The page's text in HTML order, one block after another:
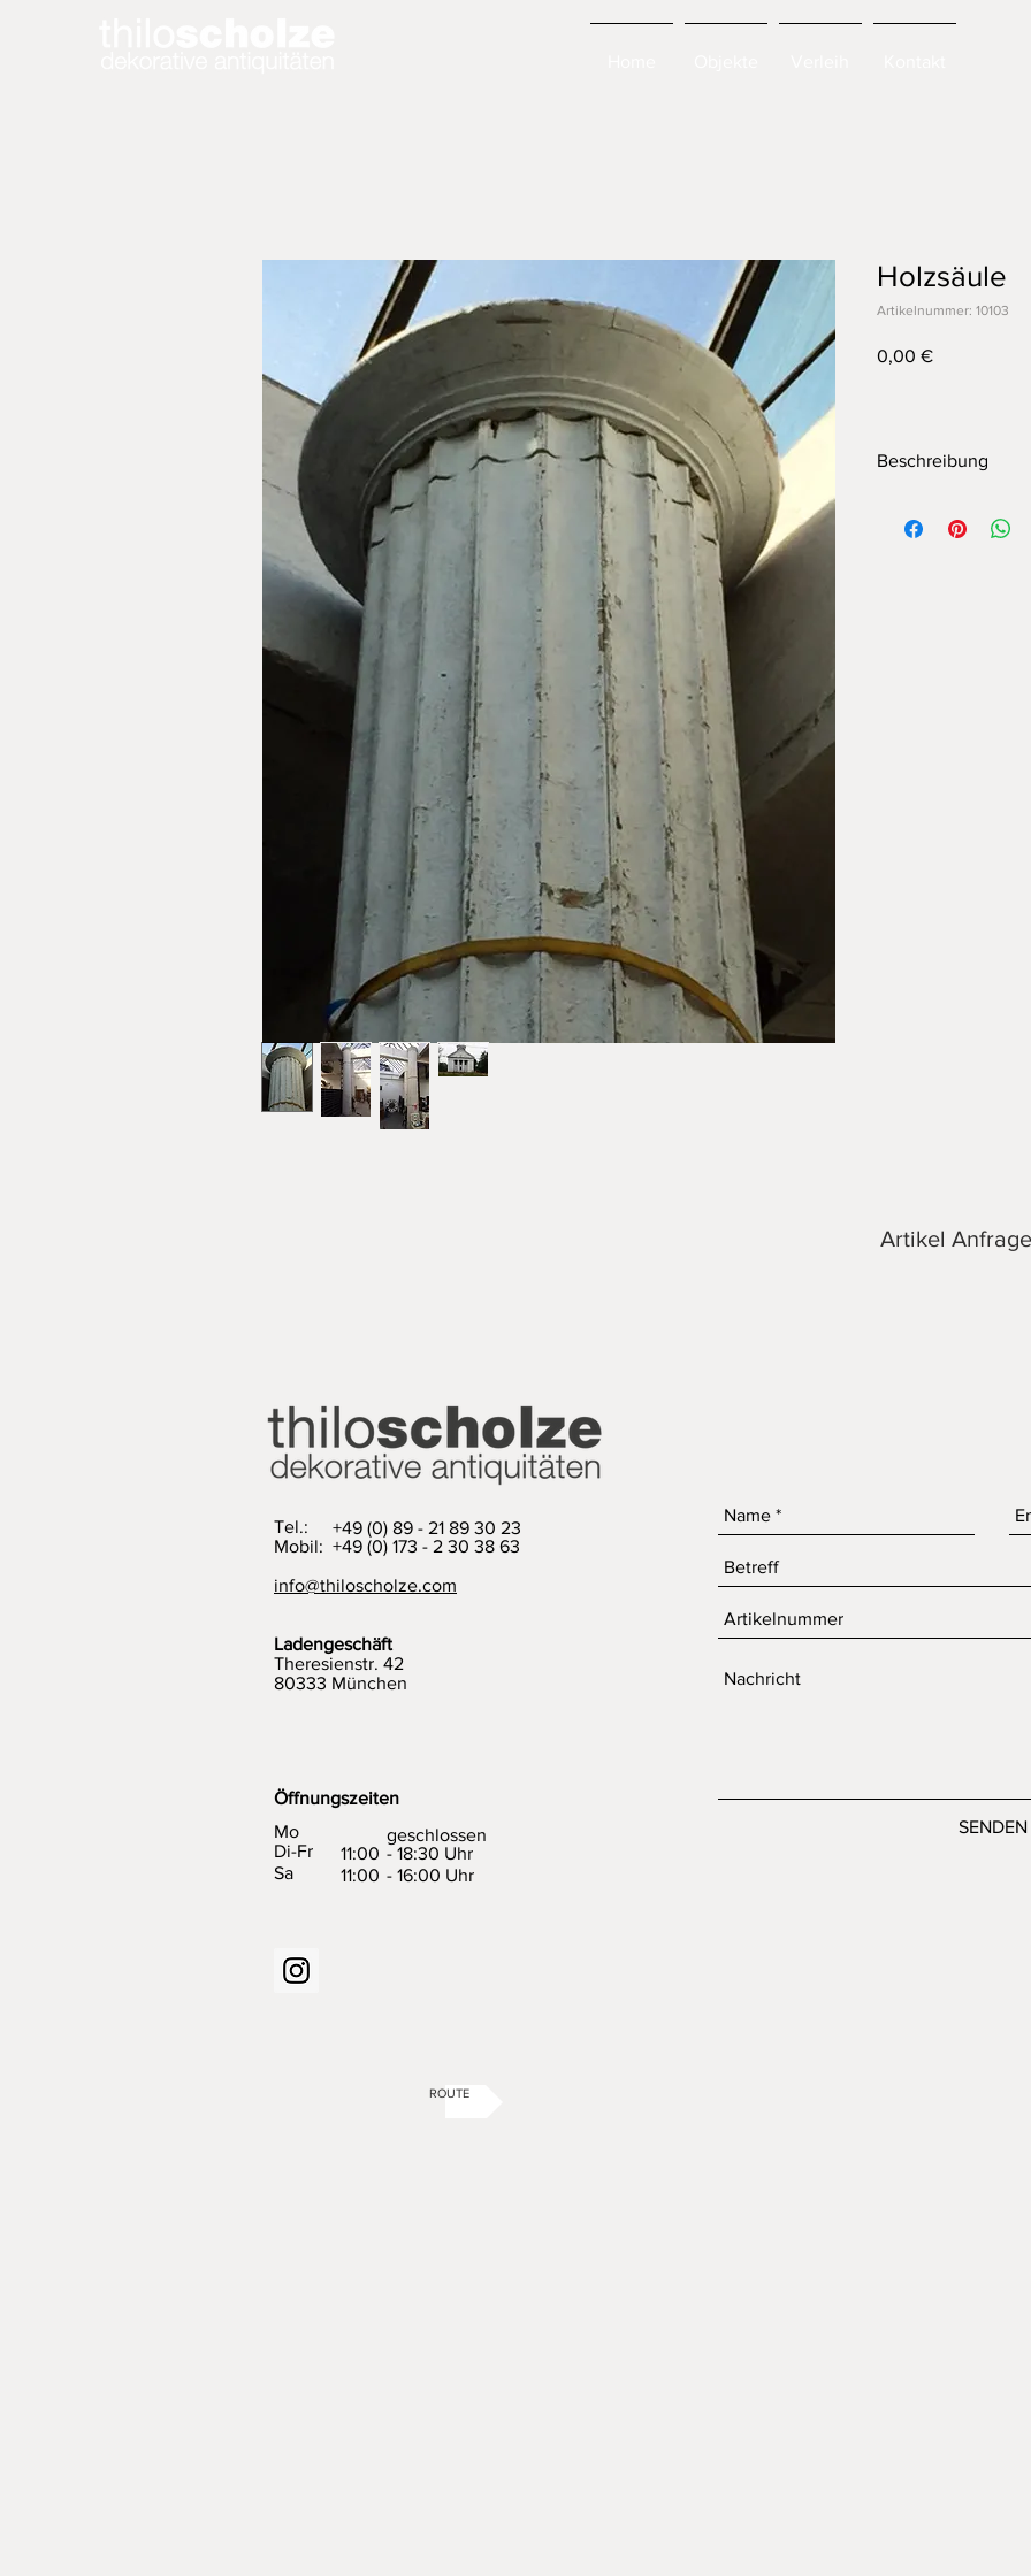
Holzsäule
Artikelnummer: 10103
0,00 €Preis
Beschreibung
beeindruckend in
Artikel
Tel.:
Mobil: +49 (0) 173 - 2 30 38 63
info@thiloscholze.com
Ladengeschäft
Theresienstr. 42
80333 München
+49 (0) 89 - 21 89 30 23
Öffnungszeiten
Mo
Di-Fr
Sa
11:00 - 18:30 Uhr
geschlossen
11:00 - 16:00 Uhr
SENDEN
ROUTE